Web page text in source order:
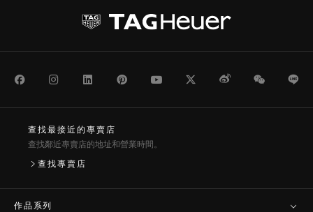
FacebookInstagramLinkedInPinterestYoutubeTwitterWeiboWeChat
查找最接近的專賣店
查找鄰近專賣店的地址和營業時間。
查找專賣店
作品系列